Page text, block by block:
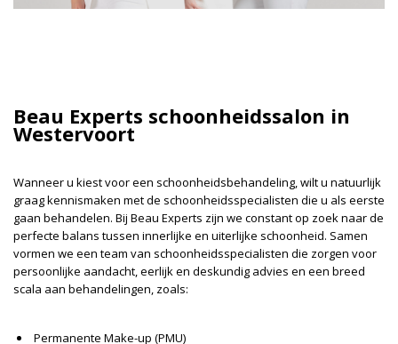
Beau Experts schoonheidssalon in
Westervoort
Wanneer u kiest voor een schoonheidsbehandeling, wilt u natuurlijk
graag kennismaken met de schoonheidsspecialisten die u als eerste
gaan behandelen. Bij Beau Experts zijn we constant op zoek naar de
perfecte balans tussen innerlijke en uiterlijke schoonheid. Samen
vormen we een team van schoonheidsspecialisten die zorgen voor
persoonlijke aandacht, eerlijk en deskundig advies en een breed
scala aan behandelingen, zoals:
Permanente Make-up (PMU)